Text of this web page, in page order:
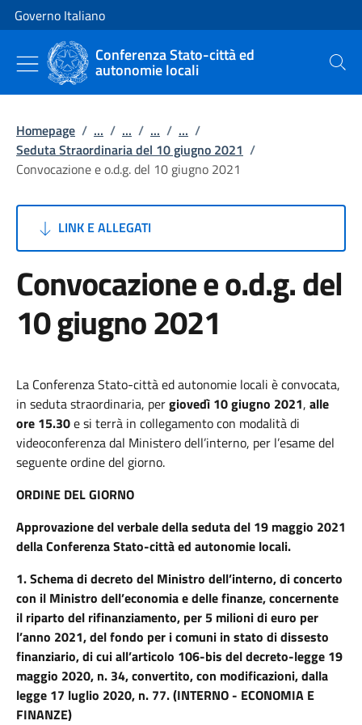
Vai al contenuto
Vai alla navigazione del sito
Governo Italiano
Conferenza Stato-città ed
autonomie locali Cerca
Homepage / ... / ... / ... / ... /
Seduta Straordinaria del 10 giugno 2021 /
Convocazione e o.d.g. del 10 giugno 2021
LINK E ALLEGATI
Convocazione e o.d.g. del
10 giugno 2021
La Conferenza Stato-città ed autonomie locali è convocata,
in seduta straordinaria, pergiovedì 10 giugno 2021, alle
ore 15.30e si terrà in collegamento con modalità di
videoconferenza dal Ministero dell’interno, per l’esame del
seguente ordine del giorno.
ORDINE DEL GIORNO
Approvazione del verbale della seduta del 19 maggio 2021
della Conferenza Stato-città ed autonomie locali.
1.Schema di decreto del Ministro dell’interno, di concerto
con il Ministro dell’economia e delle finanze, concernente
il riparto del rifinanziamento, per 5 milioni di euro per
l’anno 2021, del fondo per i comuni in stato di dissesto
finanziario, di cui all’articolo 106-bis del decreto-legge 19
maggio 2020, n. 34, convertito, con modificazioni, dalla
legge 17 luglio 2020, n. 77. (INTERNO - ECONOMIA E
FINANZE)